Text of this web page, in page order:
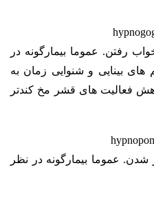
رفتن. عموما بیمار­گونه در
بینایی و شنوایی زمان به
فعالیت های قشر مخ کندتر
عموما بیمار­گونه در نظر